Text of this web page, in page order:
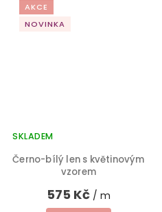
AKCE
NOVINKA
Černo-bílý len s květinovým
vzorem
SKLADEM
575 Kč / m